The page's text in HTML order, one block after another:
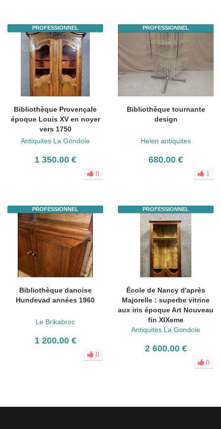
PROFESSIONNEL
Bibliothèque Provençale
époque Louis XV en noyer
vers 1750
Antiquites La Gondole
1 350.00 €
0
PROFESSIONNEL
Bibliothèque tournante
design
Helen antiquites
680.00 €
1
PROFESSIONNEL
Bibliothèque danoise
Hundevad années 1960
Le Brikabroc
1 200.00 €
0
PROFESSIONNEL
École de Nancy d'après
Majorelle : superbe vitrine
aux iris époque Art Nouveau
fin XIXeme
Antiquites La Gondole
2 600.00 €
0